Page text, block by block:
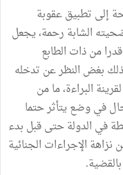
إلى تطبيق عقوبة
الشابة رحمة، يجعل
من ذات الطابع
الدولي، وذلك بغض النظر عن تدخله
البراءة، ما من
في وضع يتأثر حتما
في الدولة حتى قبل بدء
الإجراءات الجنائية